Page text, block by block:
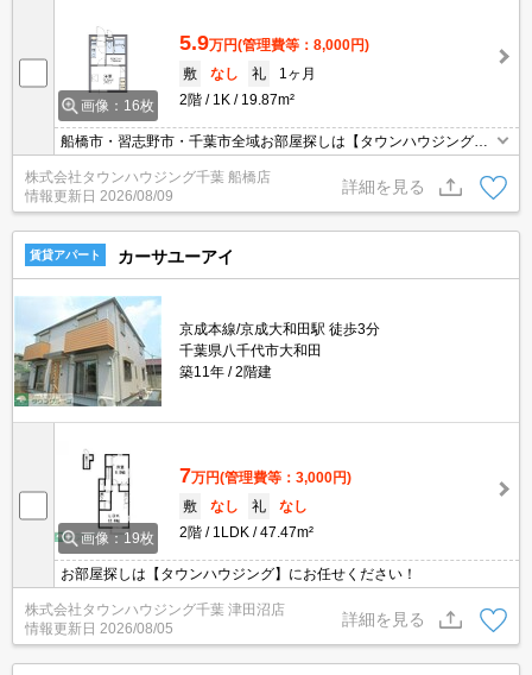
画像：16枚
5.9万円(管理費等：8,000円)
敷
なし 礼
1ヶ月
2階
1K 19.87m²
船橋市・習志野市・千葉市全域お部屋探しは【タウンハウジング】
にお任せください！
株式会社タウンハウジング千葉 船橋店
情報更新日 2026/08/09
詳細を見る
賃貸アパート カーサユーアイ
京成本線/京成大和田駅 徒歩3分
千葉県八千代市大和田
築11年
2階建
画像：19枚
7万円(管理費等：3,000円)
敷
なし 礼
なし
2階
1LDK 47.47m²
お部屋探しは【タウンハウジング】にお任せください！
株式会社タウンハウジング千葉 津田沼店
情報更新日 2026/08/05
詳細を見る